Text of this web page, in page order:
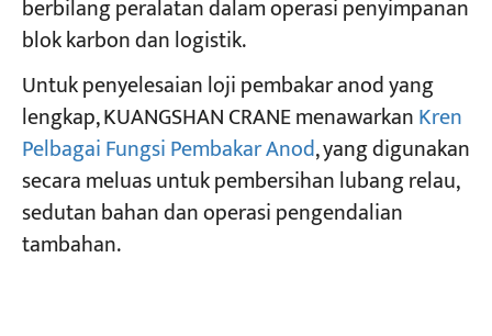
berbilang peralatan dalam operasi penyimpanan
blok karbon dan logistik.
Untuk penyelesaian loji pembakar anod yang
lengkap, KUANGSHAN CRANE menawarkanKren
Pelbagai Fungsi Pembakar Anod, yang digunakan
secara meluas untuk pembersihan lubang relau,
sedutan bahan dan operasi pengendalian
tambahan.